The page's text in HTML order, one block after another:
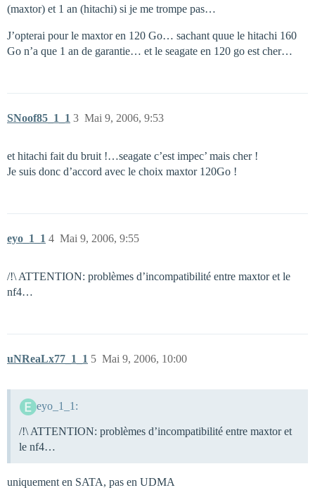
(maxtor) et 1 an (hitachi) si je me trompe pas…
J’opterai pour le maxtor en 120 Go… sachant quue le hitachi 160
Go n’a que 1 an de garantie… et le seagate en 120 go est cher…
SNoof85_1_1 Mai 9, 2006, 9:53
3
et hitachi fait du bruit !…seagate c’est impec’ mais cher !
Je suis donc d’accord avec le choix maxtor 120Go !
eyo_1_1 Mai 9, 2006, 9:55
4
/!\ ATTENTION: problèmes d’incompatibilité entre maxtor et le
nf4…
uNReaLx77_1_1 Mai 9, 2006, 10:00
5
eyo_1_1:
/!\ ATTENTION: problèmes d’incompatibilité entre maxtor et
le nf4…
uniquement en SATA, pas en UDMA